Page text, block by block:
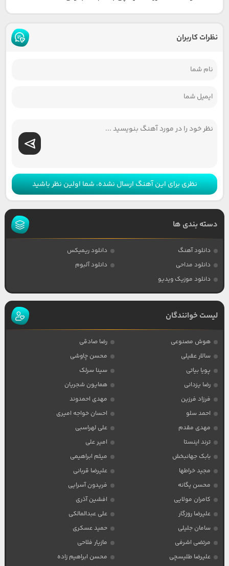
نظرات کاربران
نظری برای این آهنگ ارسال نشده، شما اولین نظر باشید
دسته بندی ها
دانلود آهنگ
دانلود ریمیکس
دانلود مداحی
دانلود آلبوم
دانلود موزیک ویدیو
لیست خوانندگان
هوش مصنوعی
رضا صادقی
سالار عقیلی
محسن چاوشی
پویا بیاتی
سینا سرلک
رضا یزدانی
همایون شجریان
فرزاد فرزین
مهدی احمدوند
احمد سلو
احسان خواجه امیری
مهدی مقدم
علی لهراسبی
ترند اینستا
امیر علی
بابک جهانبخش
میثم ابراهیمی
مجید خراطها
علیرضا قربانی
محسن یگانه
فریدون آسرایی
کامران مولایی
افشین آذری
علیرضا روزگار
علی عبدالمالکی
سامان جلیلی
حمید عسکری
مرتضی اشرفی
مازیار فلاحی
علیرضا طلیسچی
محسن ابراهیم زاده